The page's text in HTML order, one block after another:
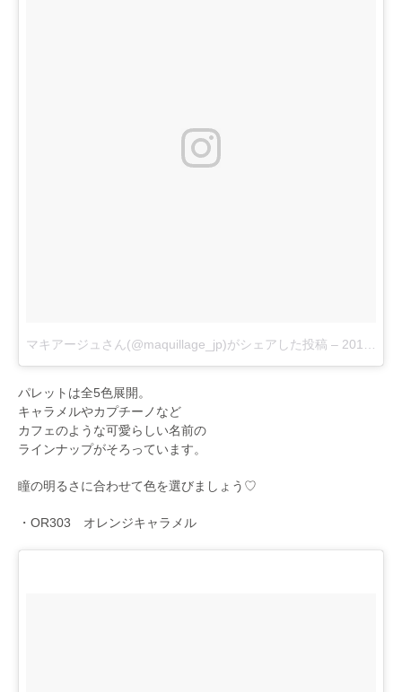
マキアージュさん(@maquillage_jp)がシェアした投稿 – 2017 7月 26 12:08午前 PDT
パレットは全5色展開。
キャラメルやカプチーノなど
カフェのような可愛らしい名前の
ラインナップがそろっています。
瞳の明るさに合わせて色を選びましょう♡
・OR303 オレンジキャラメル